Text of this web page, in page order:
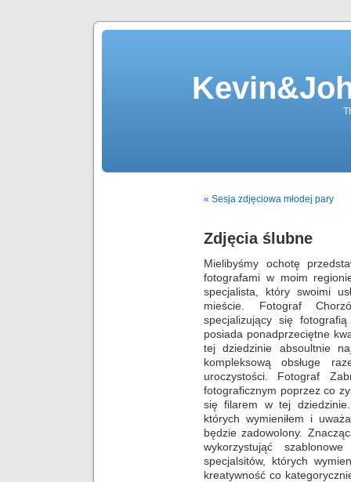
« Sesja zdjęciowa młodej pary
Zdjęcia ślubne
Mielibyśmy ochotę
fotografami w moim
specjalista, który swoimi
mieście. Fotograf
specjalizujący się
posiada ponadprzeciętne
tej dziedzinie absoultnie
kompleksową obsługe
uroczystości. Fotograf
fotograficznym poprzez co
się filarem w tej dziedzinie.
których wymieniłem i
będzie zadowolony.
wykorzystująć
specjalsitów, których
kreatywność co